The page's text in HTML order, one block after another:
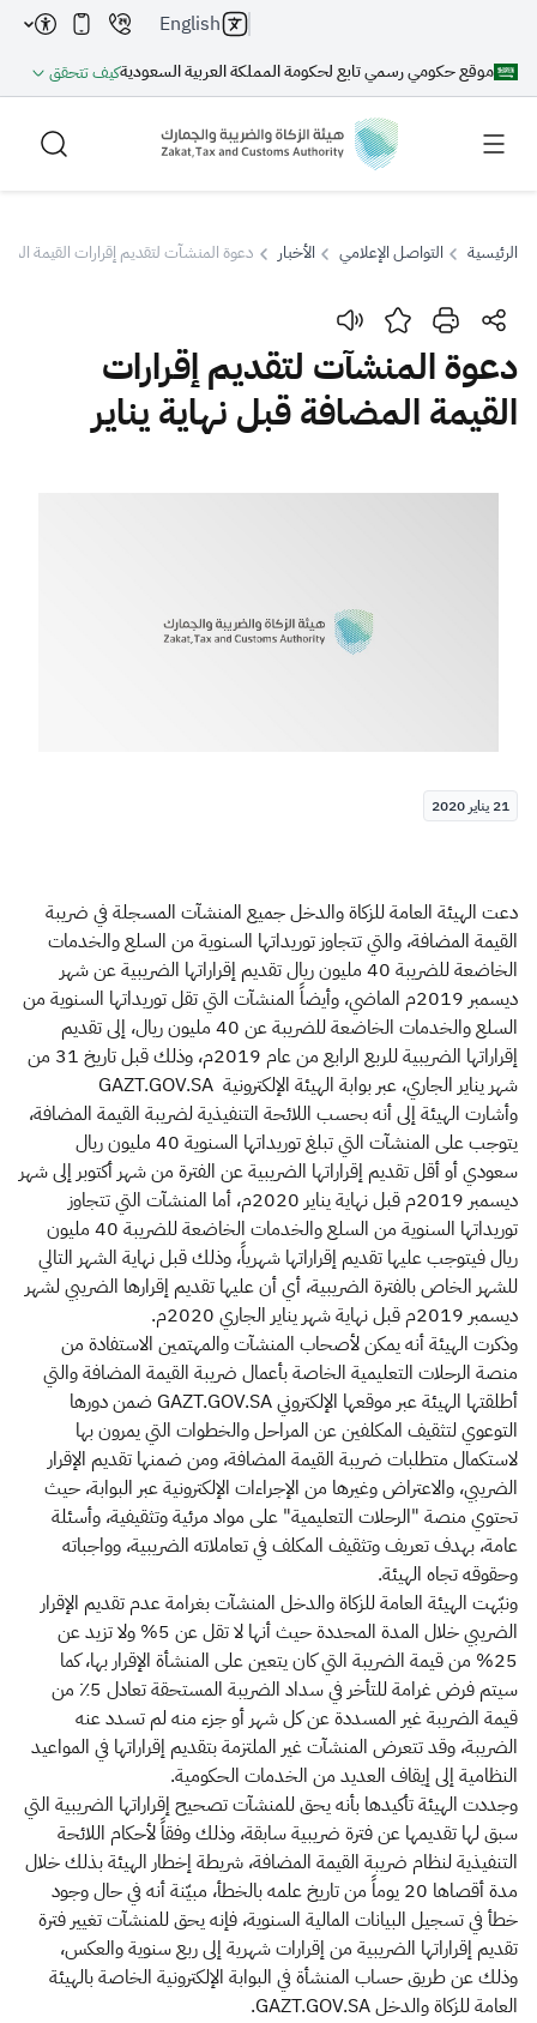
موقع حكومي رسمي تابع لحكومة المملكة العربية السعوديةكيف تتحقق
English
بحث
بحث بحث AI
اقتراحات
الرئيسية التواصل الإعلامي الأخبار دعوة المنشآت لتقديم إقرارات القيمة
دعوة المنشآت لتقديم إقرارات
القيمة المضافة قبل نهاية يناير
21 يناير 2020
دعت الهيئة العامة للزكاة والدخل جميع المنشآت المسجلة في ضريبة
القيمة المضافة، والتي تتجاوز توريداتها السنوية من السلع والخدمات
الخاضعة للضريبة 40 مليون ريال تقديم إقراراتها الضريبية عن شهر
ديسمبر 2019م الماضي، وأيضاً المنشآت التي تقل توريداتها السنوية من
السلع والخدمات الخاضعة للضريبة عن 40 مليون ريال، إلى تقديم
إقراراتها الضريبية للربع الرابع من عام 2019م، وذلك قبل تاريخ 31 من
شهر يناير الجاري، عبر بوابة الهيئة الإلكترونية GAZT.GOV.SA
وأشارت الهيئة إلى أنه بحسب اللائحة التنفيذية لضريبة القيمة المضافة،
يتوجب على المنشآت التي تبلغ توريداتها السنوية 40 مليون ريال
سعودي أو أقل تقديم إقراراتها الضريبية عن الفترة من شهر أكتوبر إلى شهر
ديسمبر 2019م قبل نهاية يناير 2020م، أما المنشآت التي تتجاوز
توريداتها السنوية من السلع والخدمات الخاضعة للضريبة 40 مليون
ريال فيتوجب عليها تقديم إقراراتها شهرياً، وذلك قبل نهاية الشهر التالي
للشهر الخاص بالفترة الضريبية، أي أن عليها تقديم إقرارها الضريبي لشهر
ديسمبر 2019م قبل نهاية شهر يناير الجاري 2020م.
وذكرت الهيئة أنه يمكن لأصحاب المنشآت والمهتمين الاستفادة من
منصة الرحلات التعليمية الخاصة بأعمال ضريبة القيمة المضافة والتي
أطلقتها الهيئة عبر موقعها الإلكتروني GAZT.GOV.SA ضمن دورها
التوعوي لتثقيف المكلفين عن المراحل والخطوات التي يمرون بها
لاستكمال متطلبات ضريبة القيمة المضافة، ومن ضمنها تقديم الإقرار
الضريبي، والاعتراض وغيرها من الإجراءات الإلكترونية عبر البوابة، حيث
تحتوي منصة "الرحلات التعليمية" على مواد مرئية وتثقيفية، وأسئلة
عامة، بهدف تعريف وتثقيف المكلف في تعاملاته الضريبية، وواجباته
وحقوقه تجاه الهيئة.
ونبّهت الهيئة العامة للزكاة والدخل المنشآت بغرامة عدم تقديم الإقرار
الضريبي خلال المدة المحددة حيث أنها لا تقل عن 5% ولا تزيد عن
25% من قيمة الضريبة التي كان يتعين على المنشأة الإقرار بها، كما
سيتم فرض غرامة للتأخر في سداد الضريبة المستحقة تعادل 5٪ من
قيمة الضريبة غير المسددة عن كل شهر أو جزء منه لم تسدد عنه
الضريبة، وقد تتعرض المنشآت غير الملتزمة بتقديم إقراراتها في المواعيد
النظامية إلى إيقاف العديد من الخدمات الحكومية.
وجددت الهيئة تأكيدها بأنه يحق للمنشآت تصحيح إقراراتها الضريبية التي
سبق لها تقديمها عن فترة ضريبية سابقة، وذلك وفقاً لأحكام اللائحة
التنفيذية لنظام ضريبة القيمة المضافة، شريطة إخطار الهيئة بذلك خلال
مدة أقصاها 20 يوماً من تاريخ علمه بالخطأ، مبيّنة أنه في حال وجود
خطأ في تسجيل البيانات المالية السنوية، فإنه يحق للمنشآت تغيير فترة
تقديم إقراراتها الضريبية من إقرارات شهرية إلى ربع سنوية والعكس،
وذلك عن طريق حساب المنشأة في البوابة الإلكترونية الخاصة بالهيئة
العامة للزكاة والدخل GAZT.GOV.SA.​